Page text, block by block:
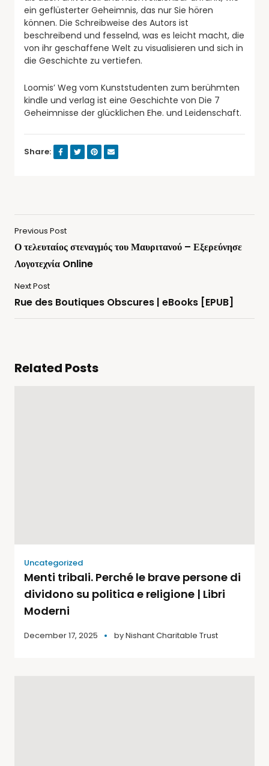
ein geflüsterter Geheimnis, das nur Sie hören
können. Die Schreibweise des Autors ist
beschreibend und fesselnd, was es leicht macht, die
von ihr geschaffene Welt zu visualisieren und sich in
die Geschichte zu vertiefen.
Loomis’ Weg vom Kunststudenten zum berühmten
kindle und verlag ist eine Geschichte von Die 7
Geheimnisse der glücklichen Ehe. und Leidenschaft.
Share:
Previous Post
Ο τελευταίος στεναγμός του Μαυριτανού – Εξερεύνησε
Λογοτεχνία Online
Next Post
Rue des Boutiques Obscures | eBooks [EPUB]
Related Posts
Uncategorized
Menti tribali. Perché le brave persone di
dividono su politica e religione | Libri
Moderni
December 17, 2025 byNishant Charitable Trust